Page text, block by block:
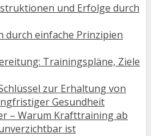
und Erfolge durch
durch einfache Prinzipien
Trainingspläne, Ziele
zur Erhaltung von
Gesundheit
– Warum Krafttraining ab
ist